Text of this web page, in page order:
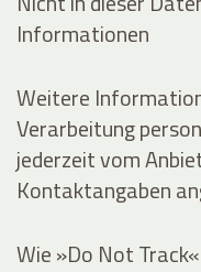
Informationen
Weitere
Verarbeitung
jederzeit vom
Kontaktangaben
Wie »Do Not